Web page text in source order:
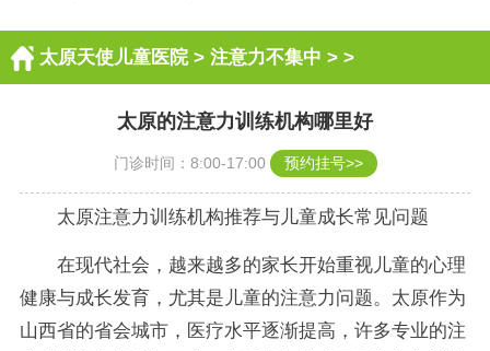
太原天使儿童医院> 注意力不集中 > >
太原的注意力训练机构哪里好
门诊时间：8:00-17:00 预约挂号>>
太原注意力训练机构推荐与儿童成长常见问题
在现代社会，越来越多的家长开始重视儿童的心理
健康与成长发育，尤其是儿童的注意力问题。太原作为
山西省的省会城市，医疗水平逐渐提高，许多专业的注